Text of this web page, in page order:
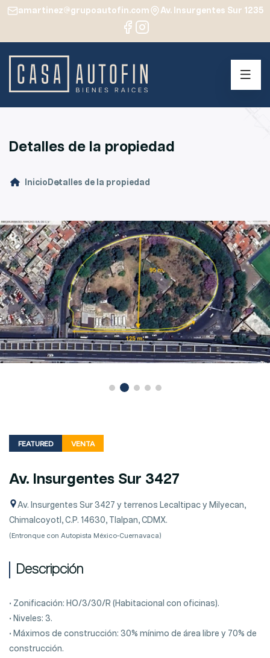
amartinez@grupoautofin.com Av. Insurgentes Sur 1235
Detalles de la propiedad
Inicio Detalles de la propiedad
FEATURED VENTA
Av. Insurgentes Sur 3427
Av. Insurgentes Sur 3427 y terrenos Lecaltipac y Milyecan,
Chimalcoyotl, C.P. 14630, Tlalpan, CDMX.
(Entronque con Autopista México-Cuernavaca)
Descripción
• Zonificación: HO/3/30/R (Habitacional con oficinas).
• Niveles: 3.
• Máximos de construcción: 30% mínimo de área libre y 70% de
construcción.